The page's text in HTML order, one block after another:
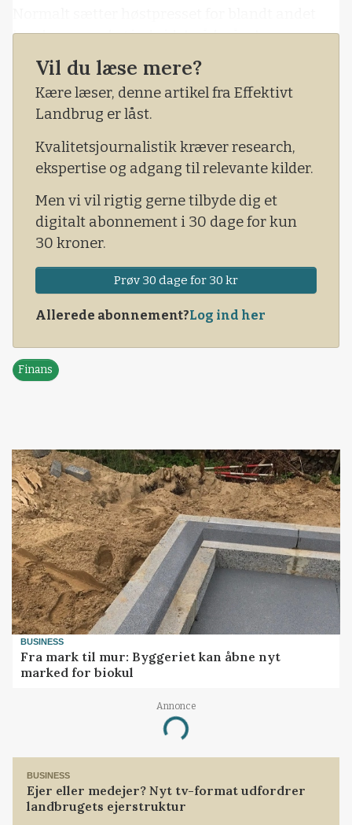
hvede og rapsfrø ind sidst på foråret og
fortsætter hen mod slutningen af august. Det
forudsætter dog, at høsten og udbytterne bliver
gode.
Vil du læse mere?
Kære læser, denne artikel fra Effektivt
Landbrug er låst.
Kvalitetsjournalistik kræver research,
ekspertise og adgang til relevante kilder.
Men vi vil rigtig gerne tilbyde dig et
digitalt abonnement i 30 dage for kun
30 kroner.
Prøv 30 dage for 30 kr
Allerede abonnement?Log ind her
Finans
BUSINESS
Fra mark til mur: Byggeriet kan åbne nyt
marked for biokul
Annonce
Loading...
BUSINESS
Ejer eller medejer? Nyt tv-format udfordrer
landbrugets ejerstruktur